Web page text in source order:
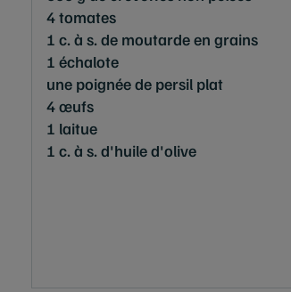
4 tomates
1 c. à s. de moutarde en grains
1 échalote
une poignée de persil plat
4 œufs
1 laitue
1 c. à s. d'huile d'olive